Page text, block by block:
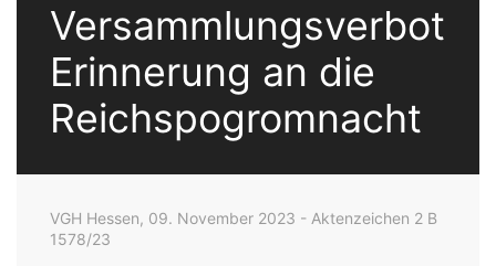
Versammlungsverbot
Erinnerung an die
Reichspogromnacht
VGH Hessen, 09. November 2023 - Aktenzeichen 2 B
1578/23